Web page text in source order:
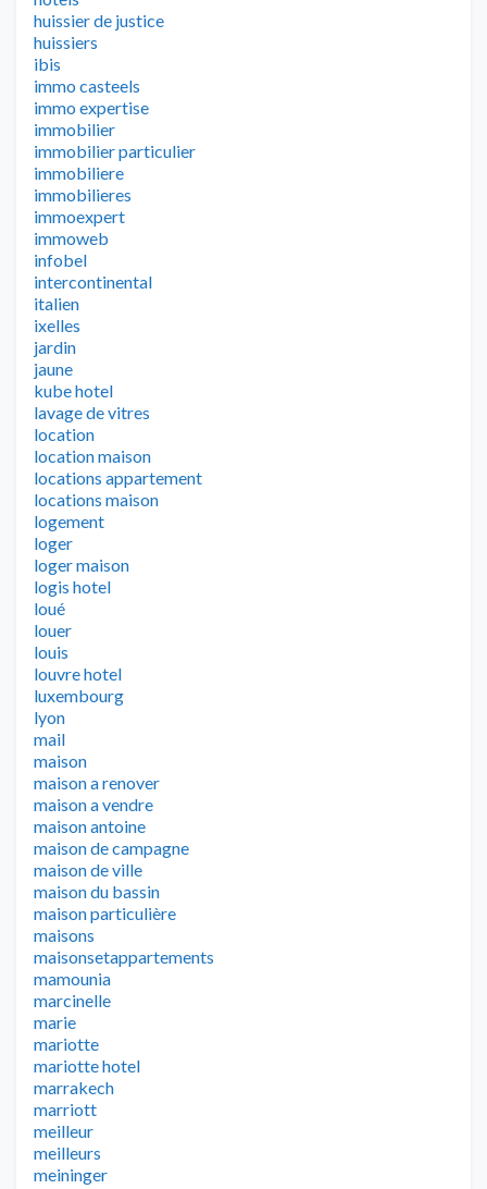
huissier de justice
huissiers
ibis
immo casteels
immo expertise
immobilier
immobilier particulier
immobiliere
immobilieres
immoexpert
immoweb
infobel
intercontinental
italien
ixelles
jardin
jaune
kube hotel
lavage de vitres
location
location maison
locations appartement
locations maison
logement
loger
loger maison
logis hotel
loué
louer
louis
louvre hotel
luxembourg
lyon
mail
maison
maison a renover
maison a vendre
maison antoine
maison de campagne
maison de ville
maison du bassin
maison particulière
maisons
maisonsetappartements
mamounia
marcinelle
marie
mariotte
mariotte hotel
marrakech
marriott
meilleur
meilleurs
meininger